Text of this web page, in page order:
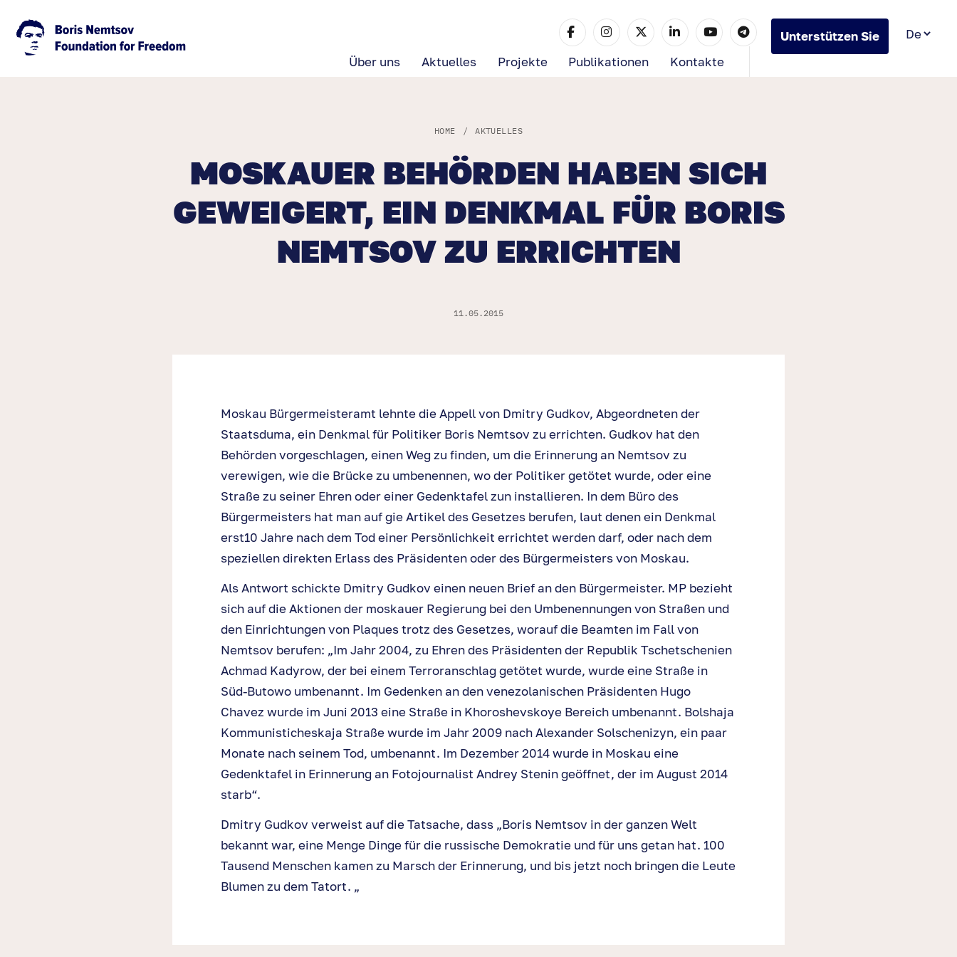
Unterstützen Sie
uns
Kontakte
Publikationen
Projekte
Aktuelles
Über uns
HOME / AKTUELLES
MOSKAUER BEHÖRDEN HABEN SICH
GEWEIGERT, EIN DENKMAL FÜR BORIS
NEMTSOV ZU ERRICHTEN
11.05.2015
Moskau Bürgermeisteramt lehnte die Appell von Dmitry Gudkov, Abgeordneten der
Staatsduma, ein Denkmal für Politiker Boris Nemtsov zu errichten. Gudkov hat den
Behörden vorgeschlagen, einen Weg zu finden, um die Erinnerung an Nemtsov zu
verewigen, wie die Brücke zu umbenennen, wo der Politiker getötet wurde, oder eine
Straße zu seiner Ehren oder einer Gedenktafel zun installieren. In dem Büro des
Bürgermeisters hat man auf gie Artikel des Gesetzes berufen, laut denen ein Denkmal
erst10 Jahre nach dem Tod einer Persönlichkeit errichtet werden darf, oder nach dem
speziellen direkten Erlass des Präsidenten oder des Bürgermeisters von Moskau.
Als Antwort schickte Dmitry Gudkov einen neuen Brief an den Bürgermeister. MP bezieht
sich auf die Aktionen der moskauer Regierung bei den Umbenennungen von Straßen und
den Einrichtungen von Plaques trotz des Gesetzes, worauf die Beamten im Fall von
Nemtsov berufen: „Im Jahr 2004, zu Ehren des Präsidenten der Republik Tschetschenien
Achmad Kadyrow, der bei einem Terroranschlag getötet wurde, wurde eine Straße in
Süd-Butowo umbenannt. Im Gedenken an den venezolanischen Präsidenten Hugo
Chavez wurde im Juni 2013 eine Straße in Khoroshevskoye Bereich umbenannt. Bolshaja
Kommunisticheskaja Straße wurde im Jahr 2009 nach Alexander Solschenizyn, ein paar
Monate nach seinem Tod, umbenannt. Im Dezember 2014 wurde in Moskau eine
Gedenktafel in Erinnerung an Fotojournalist Andrey Stenin geöffnet, der im August 2014
starb“.
Dmitry Gudkov verweist auf die Tatsache, dass „Boris Nemtsov in der ganzen Welt
bekannt war, eine Menge Dinge für die russische Demokratie und für uns getan hat. 100
Tausend Menschen kamen zu Marsch der Erinnerung, und bis jetzt noch bringen die Leute
Blumen zu dem Tatort. „